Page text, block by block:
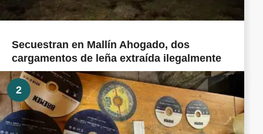
Secuestran en Mallín Ahogado, dos
cargamentos de leña extraída ilegalmente
2